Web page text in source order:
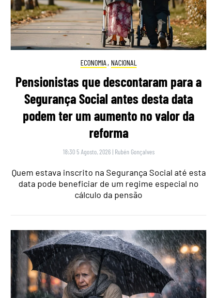
ECONOMIA , NACIONAL
Pensionistas que descontaram para a
Segurança Social antes desta data
podem ter um aumento no valor da
reforma
18:30 5 Agosto, 2026 | Rubén Gonçalves
Quem estava inscrito na Segurança Social até esta
data pode beneficiar de um regime especial no
cálculo da pensão